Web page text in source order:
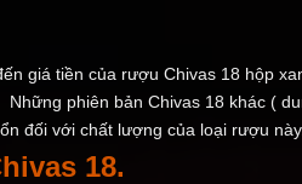
giá tiền của rượu Chivas 18 hộp
phiên bản Chivas 18 khác (
đối với chất lượng của loại rượu này.
18.